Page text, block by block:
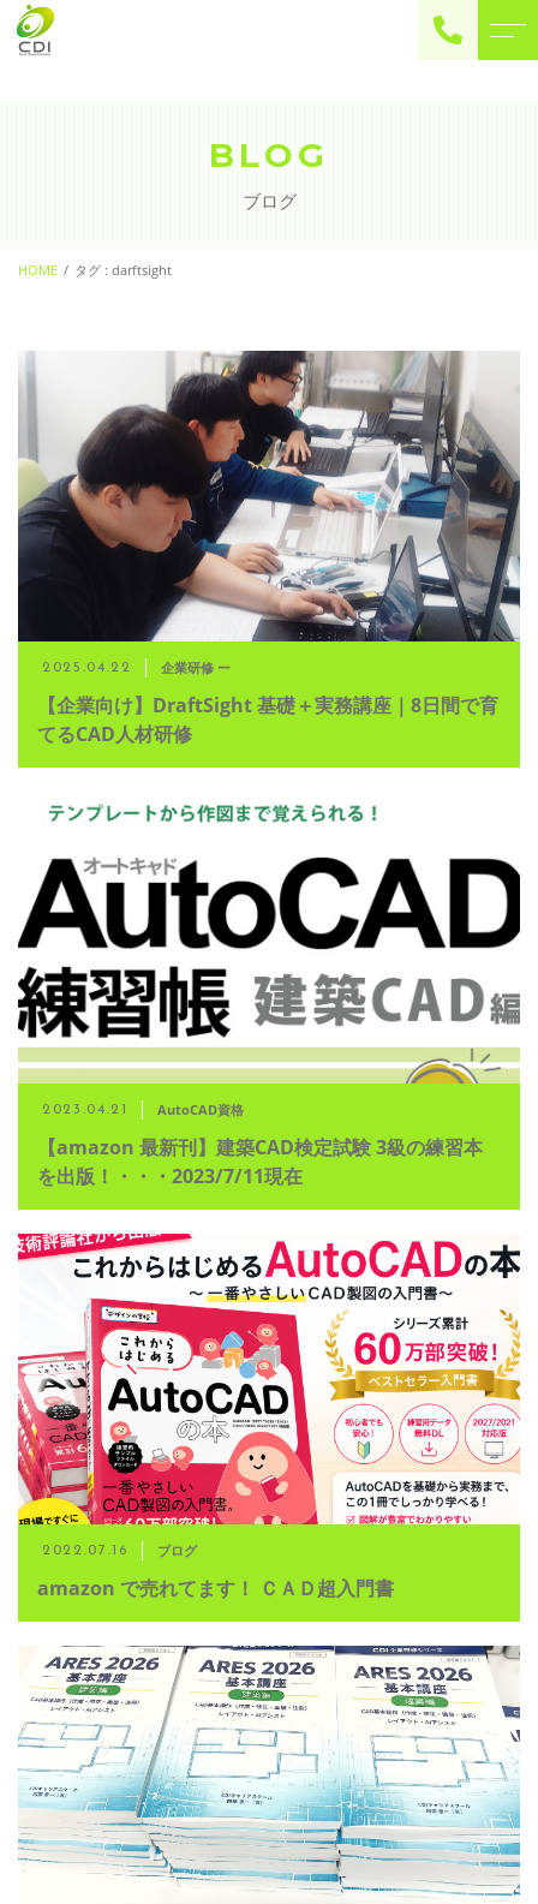
BLOG
ブログ
HOME タグ : darftsight
2025.04.22 企業研修 ー
【企業向け】DraftSight 基礎＋実務講座｜8日間で育
てるCAD人材研修
2023.04.21 AutoCAD資格
【amazon 最新刊】建築CAD検定試験 3級の練習本
を出版！・・・2023/7/11現在
2022.07.16 ブログ
amazon で売れてます！ ＣＡＤ超入門書